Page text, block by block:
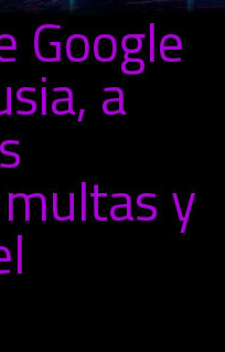
Google
a
y